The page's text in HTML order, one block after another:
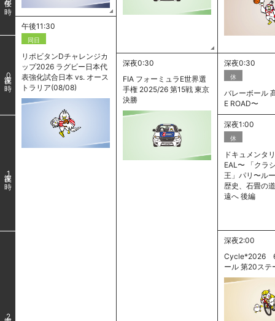
午後11:30
同日
リポビタンDチャレンジカ
ップ2026 ラグビー日本代
表強化試合日本 vs. オース
トラリア(08/08)
0
深夜0:30
FIA フォーミュラE世界選
手権 2025/26 第15戦 東京
決勝
深夜0:30
休
バレーボール
E ROAD〜
1
深夜1:00
休
ドキュメンタ
EAL〜 「クラ
王」パリ〜ル
歴史、石畳の
遠へ 後編
2
深夜2:00
Cycle*2026
ール 第20ステ